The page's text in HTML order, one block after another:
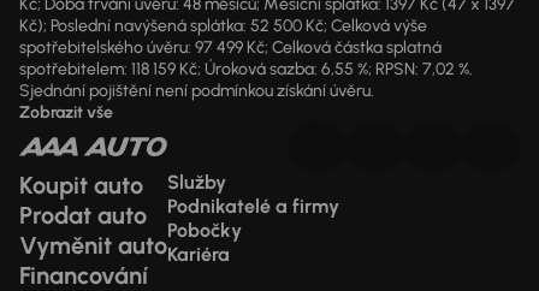
Kč); Poslední navýšená splátka: 52 500 Kč; Celková výše
spotřebitelského úvěru: 97 499 Kč; Celková částka splatná
spotřebitelem: 118 159 Kč; Úroková sazba: 6,55 %; RPSN: 7,02 %.
Sjednání pojištění není podmínkou získání úvěru.
Zobrazit vše
Koupit auto
Prodat auto
Vyměnit auto
Financování
Služby
Podnikatelé a firmy
Pobočky
Kariéra